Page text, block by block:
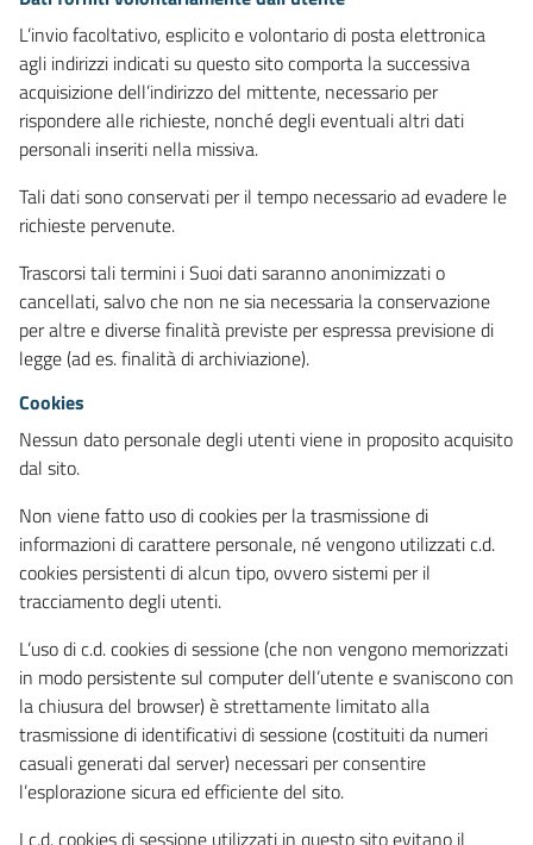
L’invio facoltativo, esplicito e volontario di posta elettronica
agli indirizzi indicati su questo sito comporta la successiva
acquisizione dell’indirizzo del mittente, necessario per
rispondere alle richieste, nonché degli eventuali altri dati
personali inseriti nella missiva.
Tali dati sono conservati per il tempo necessario ad evadere le
richieste pervenute.
Trascorsi tali termini i Suoi dati saranno anonimizzati o
cancellati, salvo che non ne sia necessaria la conservazione
per altre e diverse finalità previste per espressa previsione di
legge (ad es. finalità di archiviazione).
Cookies
Nessun dato personale degli utenti viene in proposito acquisito
dal sito.
Non viene fatto uso di cookies per la trasmissione di
informazioni di carattere personale, né vengono utilizzati c.d.
cookies persistenti di alcun tipo, ovvero sistemi per il
tracciamento degli utenti.
L’uso di c.d. cookies di sessione (che non vengono memorizzati
in modo persistente sul computer dell’utente e svaniscono con
la chiusura del browser) è strettamente limitato alla
trasmissione di identificativi di sessione (costituiti da numeri
casuali generati dal server) necessari per consentire
l’esplorazione sicura ed efficiente del sito.
I c.d. cookies di sessione utilizzati in questo sito evitano il